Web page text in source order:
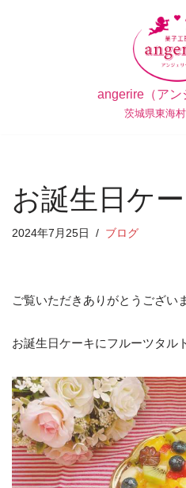
ッ
プ
angerire（アン
茨城県東海
お誕生日ケ
2024年7月25日 ブログ
ご覧いただきありがとうござい
お誕生日ケーキにフルーツタル